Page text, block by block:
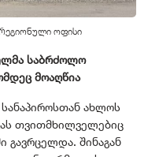
ოფისი
საბრძოლო
მოაღწია
ახლოს
თვითმხილველებიც
გავრცელდა. შინაგან